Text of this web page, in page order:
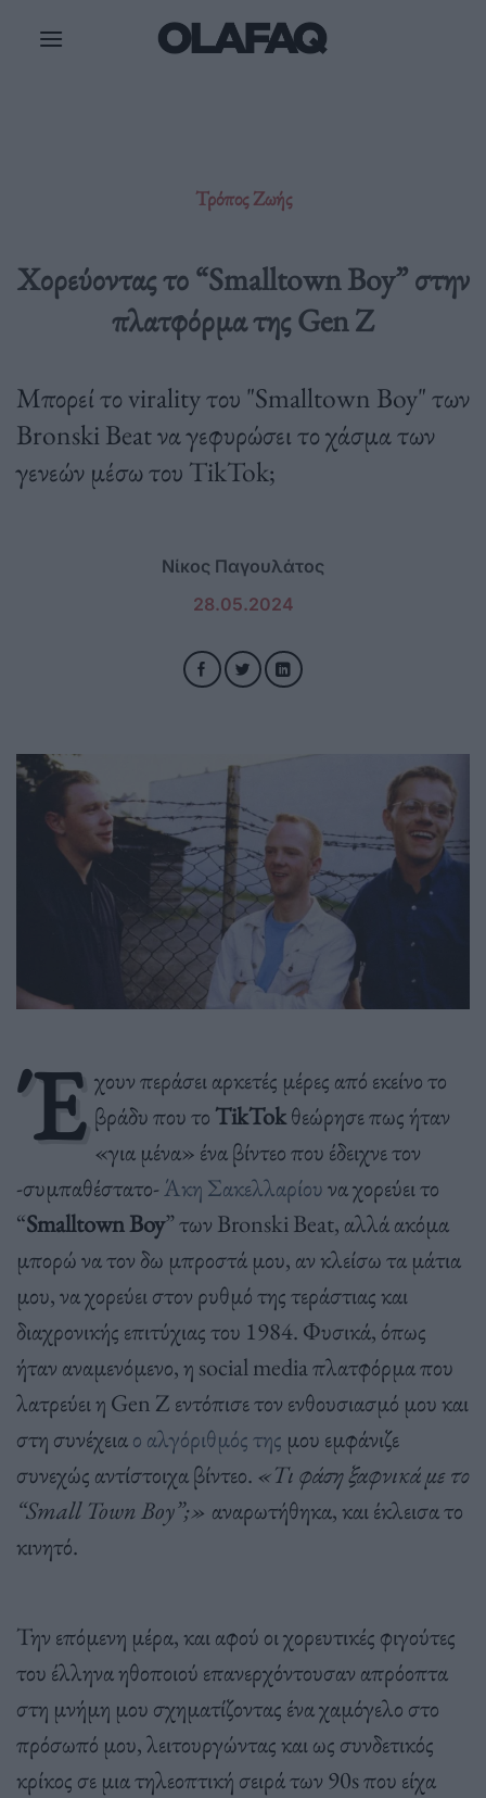
Τρόπος Ζωής
Χορεύοντας το “Smalltown Boy” στην
πλατφόρμα της Gen Z
Μπορεί το virality του "Smalltown Boy" των
Bronski Beat να γεφυρώσει το χάσμα των
γενεών μέσω του TikTok;
Νίκος Παγουλάτος
28.05.2024
Έ χουν περάσει αρκετές μέρες από εκείνο το
βράδυ που το TikTokθεώρησε πως ήταν
«για μένα» ένα βίντεο που έδειχνε τον
-συμπαθέστατο-Άκη Σακελλαρίουνα χορεύει το
“Smalltown Boy” των Bronski Beat, αλλά ακόμα
μπορώ να τον δω μπροστά μου, αν κλείσω τα μάτια
μου, να χορεύει στον ρυθμό της τεράστιας και
διαχρονικής επιτύχιας του 1984. Φυσικά, όπως
ήταν αναμενόμενο, η social media πλατφόρμα που
λατρεύει η Gen Z εντόπισε τον ενθουσιασμό μου και
στη συνέχειαο αλγόριθμός της μου εμφάνιζε
συνεχώς αντίστοιχα βίντεο. «Τι φάση ξαφνικά με το
“Small Town Boy”;» αναρωτήθηκα, και έκλεισα το
κινητό.
Την επόμενη μέρα, και αφού οι χορευτικές φιγούτες
του έλληνα ηθοποιού επανερχόντουσαν απρόοπτα
στη μνήμη μου σχηματίζοντας ένα χαμόγελο στο
πρόσωπό μου, λειτουργώντας και ως συνδετικός
κρίκος σε μια τηλεοπτική σειρά των 90s που είχα